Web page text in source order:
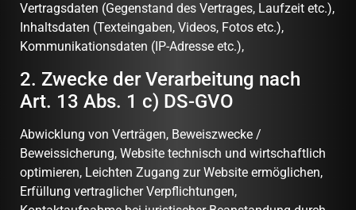
Vertragsdaten (Gegenstand des Vertrages, Laufzeit etc.),
Inhaltsdaten (Texteingaben, Videos, Fotos etc.),
Kommunikationsdaten (IP-Adresse etc.),
2. Zwecke der Verarbeitung nach
Art. 13 Abs. 1 c) DS-GVO
Abwicklung von Verträgen, Beweiszwecke /
Beweissicherung, Website technisch und wirtschaftlich
optimieren, Leichten Zugang zur Website ermöglichen,
Erfüllung vertraglicher Verpflichtungen,